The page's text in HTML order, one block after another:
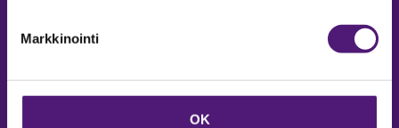
Markkinointi
OK
Vastuullisuus
Ympäristöohjelma